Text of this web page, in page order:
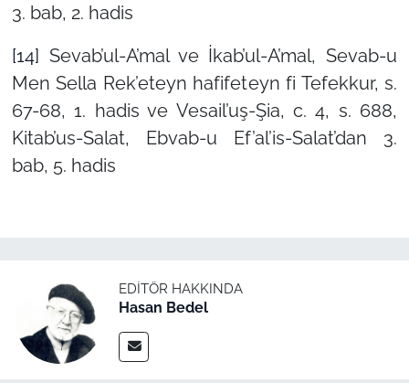
3. bab, 2. hadis
[14] Sevab’ul-A’mal ve İkab’ul-A’mal, Sevab-u
Men Sella Rek’eteyn hafifeteyn fi Tefekkur, s.
67-68, 1. hadis ve Vesail’uş-Şia, c. 4, s. 688,
Kitab’us-Salat, Ebvab-u Ef’al’is-Salat’dan 3.
bab, 5. hadis
EDITÖR HAKKINDA
Hasan Bedel